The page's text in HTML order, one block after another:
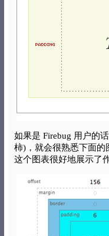
如果是 Firebug 用户的
柿)，就会很熟悉下面的
这个图表很好地展示了